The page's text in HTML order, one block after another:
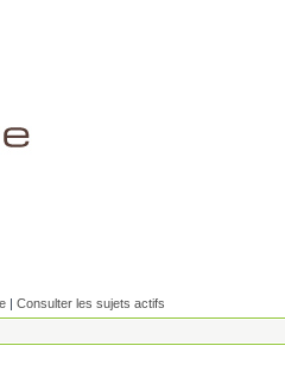
| Consulter les sujets actifs